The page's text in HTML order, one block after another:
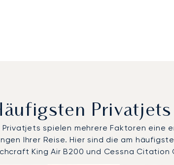
Privatjets spielen mehrere Faktoren eine
Ihrer Reise. Hier sind die am
King Air B200 und Cessna Citation